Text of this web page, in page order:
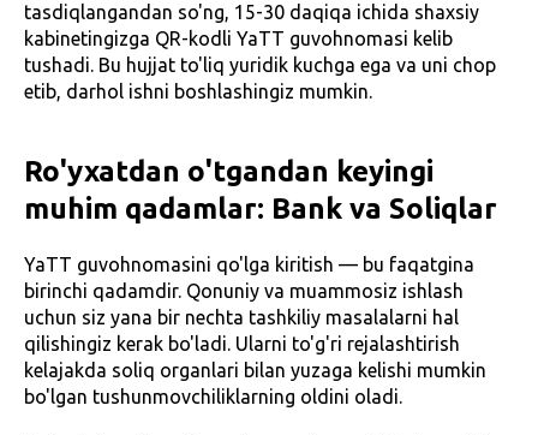
tasdiqlangandan so'ng, 15-30 daqiqa ichida shaxsiy
kabinetingizga QR-kodli YaTT guvohnomasi kelib
tushadi. Bu hujjat to'liq yuridik kuchga ega va uni chop
etib, darhol ishni boshlashingiz mumkin.
Ro'yxatdan o'tgandan keyingi
muhim qadamlar: Bank va Soliqlar
YaTT guvohnomasini qo'lga kiritish — bu faqatgina
birinchi qadamdir. Qonuniy va muammosiz ishlash
uchun siz yana bir nechta tashkiliy masalalarni hal
qilishingiz kerak bo'ladi. Ularni to'g'ri rejalashtirish
kelajakda soliq organlari bilan yuzaga kelishi mumkin
bo'lgan tushunmovchiliklarning oldini oladi.